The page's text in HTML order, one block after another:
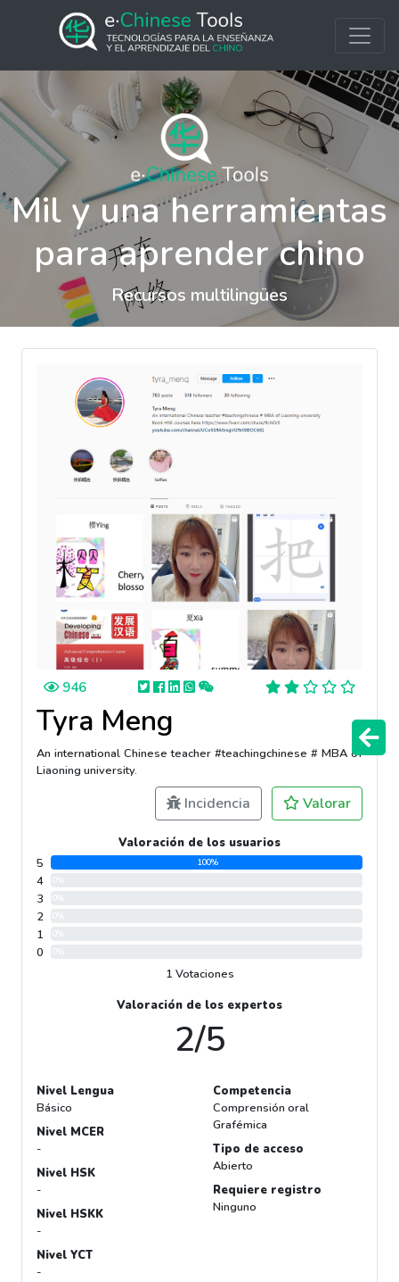
Mil y una herramientas
para aprender chino
Recursos multilingües
946
Tyra Meng
An international Chinese teacher #teachingchinese # MBA of
Liaoning university.
Incidencia Valorar
Valoración de los usuarios
5
100%
4
3
2
1
0
1 Votaciones
Valoración de los expertos
2/5
Nivel Lengua
Básico
Nivel MCER
-
Nivel HSK
-
Nivel HSKK
-
Nivel YCT
-
Competencia
Comprensión oral
Grafémica
Tipo de acceso
Abierto
Requiere registro
Ninguno